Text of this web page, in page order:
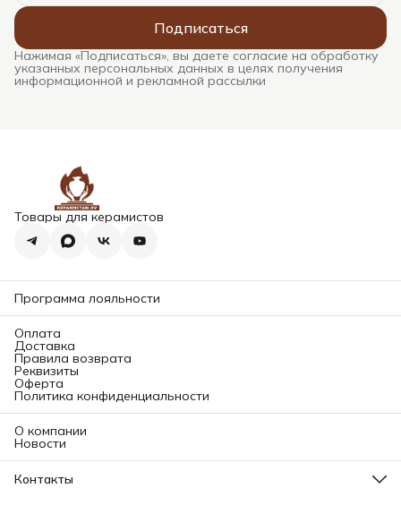
Подписаться
Нажимая «Подписаться», вы даете согласие на обработку
указанных персональных данных в целях получения
информационной и рекламной рассылки
Товары для керамистов
Программа лояльности
Оплата
Доставка
Правила возврата
Реквизиты
Оферта
Политика конфиденциальности
О компании
Новости
Контакты